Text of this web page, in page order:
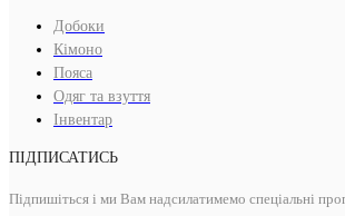
Добоки
Кімоно
Пояса
Одяг та взуття
Інвентар
ПІДПИСАТИСЬ
Підпишіться і ми Вам надсилатимемо спеціальні